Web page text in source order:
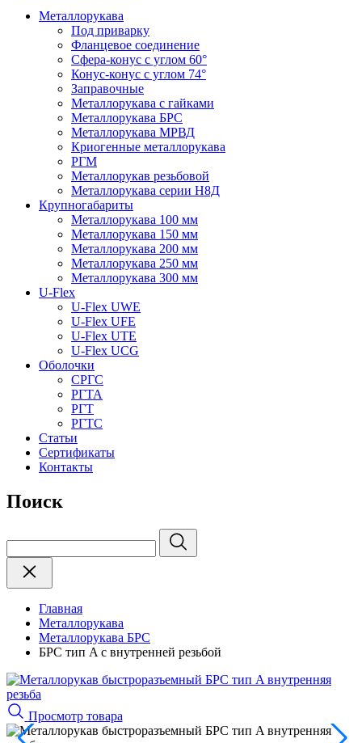
Металлорукава
Под приварку
Фланцевое соединение
Сфера-конус с углом 60°
Конус-конус с углом 74°
Заправочные
Металлорукава с гайками
Металлорукава БРС
Металлорукава МРВД
Криогенные металлорукава
РГМ
Металлорукав резьбовой
Металлорукава серии Н8Д
Крупногабариты
Металлорукава 100 мм
Металлорукава 150 мм
Металлорукава 200 мм
Металлорукава 250 мм
Металлорукава 300 мм
U-Flex
U-Flex UWE
U-Flex UFE
U-Flex UTE
U-Flex UCG
Оболочки
СРГС
РГТА
РГТ
РГТС
Статьи
Сертификаты
Контакты
Поиск
Главная
Металлорукава
Металлорукава БРС
БРС тип A с внутренней резьбой
Просмотр товара